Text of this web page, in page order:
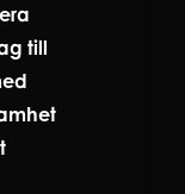
till